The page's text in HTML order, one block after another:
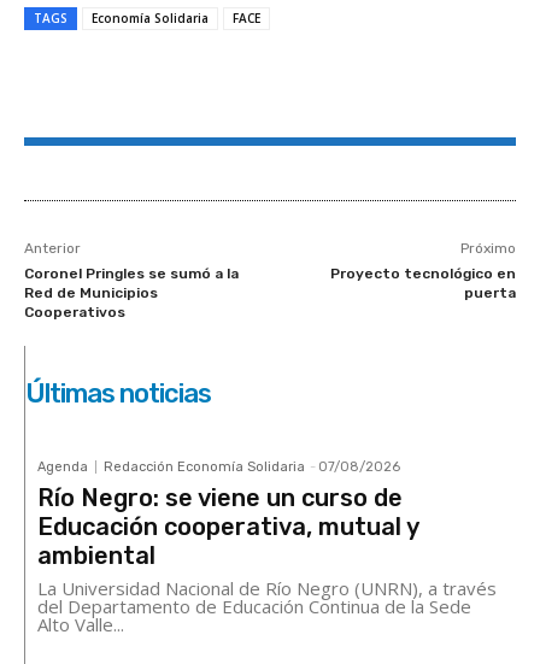
TAGS Economía Solidaria FACE
Anterior
Coronel Pringles se sumó a la
Red de Municipios
Cooperativos
Próximo
Proyecto tecnológico en
puerta
Últimas noticias
Agenda Redacción Economía Solidaria - 07/08/2026
Río Negro: se viene un curso de
Educación cooperativa, mutual y
ambiental
La Universidad Nacional de Río Negro (UNRN), a través
del Departamento de Educación Continua de la Sede
Alto Valle...